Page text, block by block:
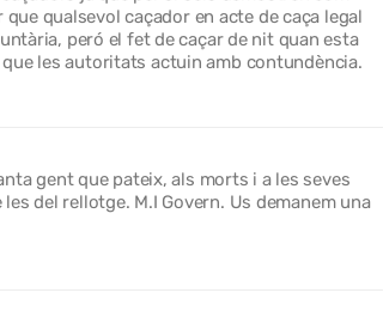
qualsevol caçador en acte de caça legal
peró el fet de caçar de nit quan esta
les autoritats actuin amb contundència.
gent que pateix, als morts i a les seves
del rellotge. M.I Govern. Us demanem una